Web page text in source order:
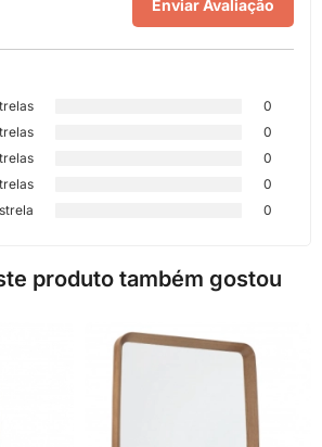
0
0
0
0
0
produto também gostou